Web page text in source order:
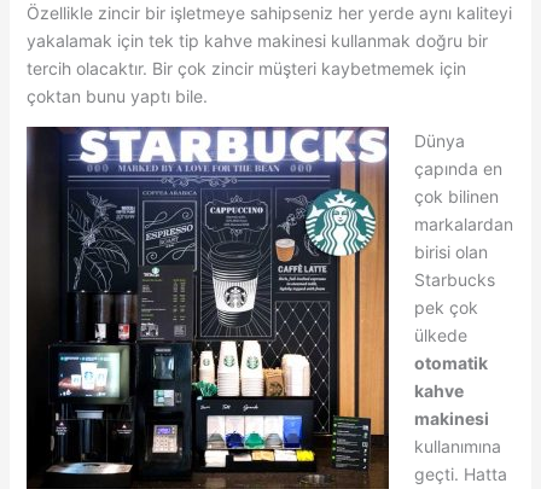
Özellikle zincir bir işletmeye sahipseniz her yerde aynı kaliteyi
yakalamak için tek tip kahve makinesi kullanmak doğru bir
tercih olacaktır. Bir çok zincir müşteri kaybetmemek için
çoktan bunu yaptı bile.
Dünya
çapında en
çok bilinen
markalardan
birisi olan
Starbucks
pek çok
ülkede
otomatik
kahve
makinesi
kullanımına
geçti. Hatta